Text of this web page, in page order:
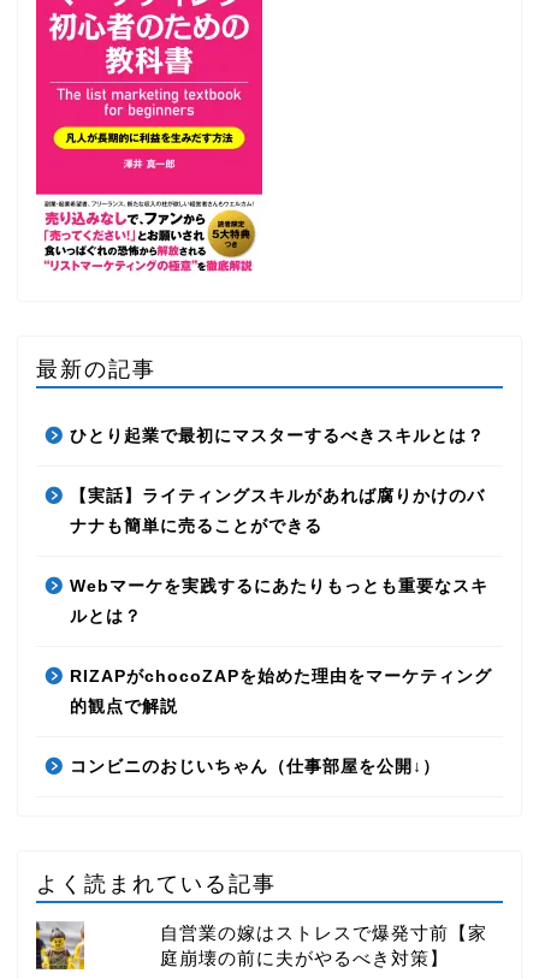
最新の記事
ひとり起業で最初にマスターするべきスキルとは？
【実話】ライティングスキルがあれば腐りかけのバ
ナナも簡単に売ることができる
Webマーケを実践するにあたりもっとも重要なスキ
ルとは？
RIZAPがchocoZAPを始めた理由をマーケティング
的観点で解説
コンビニのおじいちゃん（仕事部屋を公開↓）
よく読まれている記事
自営業の嫁はストレスで爆発寸前【家
庭崩壊の前に夫がやるべき対策】